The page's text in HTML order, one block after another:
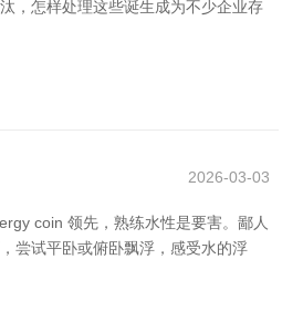
，怎样处理这些诞生成为不少企业存
2026-03-03
coin 领先，熟练水性是要害。鄙人
尝试平卧或俯卧飘浮，感受水的浮